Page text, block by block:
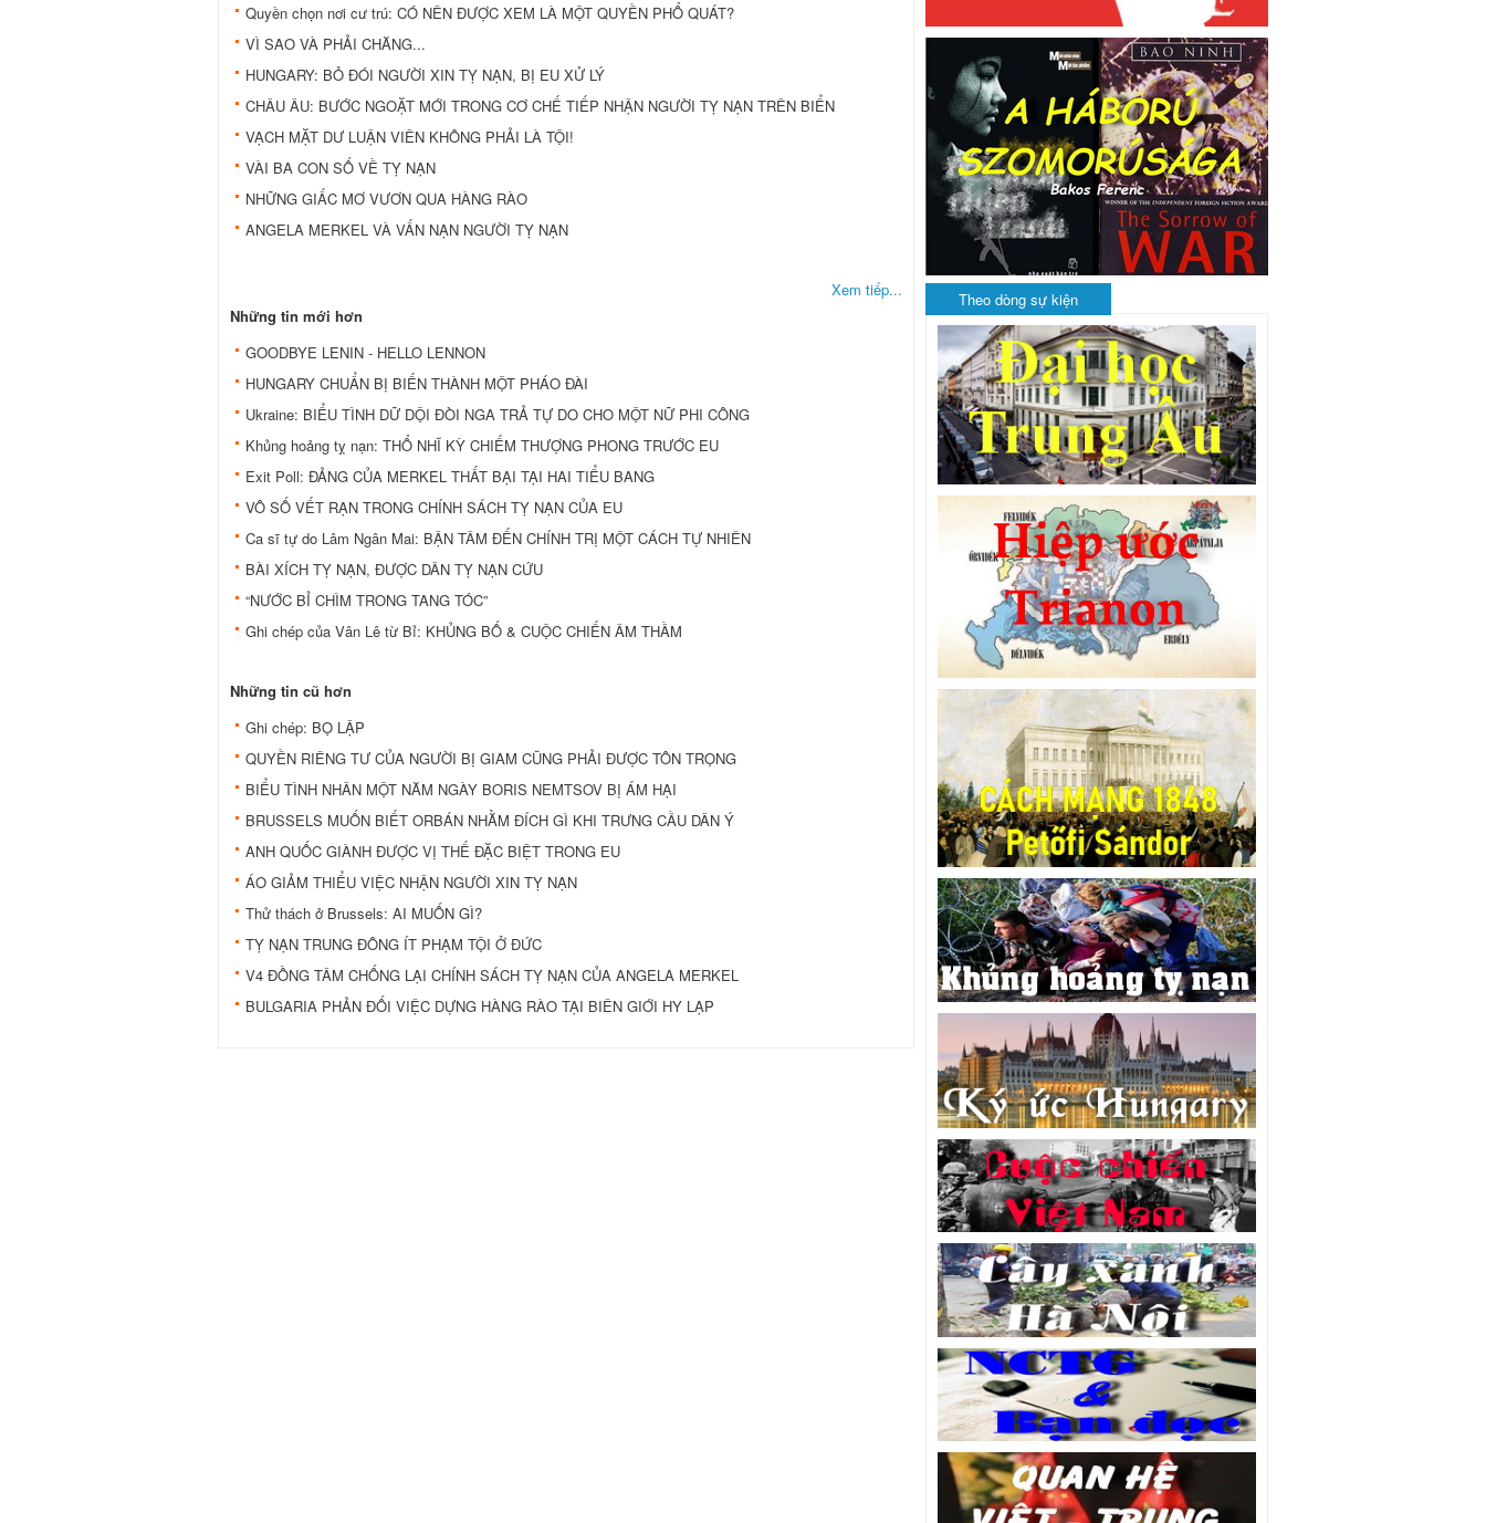
Quyền chọn nơi cư trú: CÓ NÊN ĐƯỢC XEM LÀ MỘT QUYỀN PHỔ QUÁT?
VÌ SAO VÀ PHẢI CHĂNG...
HUNGARY: BỎ ĐÓI NGƯỜI XIN TỴ NẠN, BỊ EU XỬ LÝ
CHÂU ÂU: BƯỚC NGOẶT MỚI TRONG CƠ CHẾ TIẾP NHẬN NGƯỜI TỴ NẠN TRÊN BIỂN
VẠCH MẶT DƯ LUẬN VIÊN KHÔNG PHẢI LÀ TỘI!
VÀI BA CON SỐ VỀ TỴ NẠN
NHỮNG GIẤC MƠ VƯƠN QUA HÀNG RÀO
ANGELA MERKEL VÀ VẤN NẠN NGƯỜI TỴ NẠN
Xem tiếp...
Những tin mới hơn
GOODBYE LENIN - HELLO LENNON
HUNGARY CHUẨN BỊ BIẾN THÀNH MỘT PHÁO ĐÀI
Ukraine: BIỂU TÌNH DỮ DỘI ĐÒI NGA TRẢ TỰ DO CHO MỘT NỮ PHI CÔNG
Khủng hoảng tỵ nạn: THỔ NHĨ KỲ CHIẾM THƯỢNG PHONG TRƯỚC EU
Exit Poll: ĐẢNG CỦA MERKEL THẤT BẠI TẠI HAI TIỂU BANG
VÔ SỐ VẾT RẠN TRONG CHÍNH SÁCH TỴ NẠN CỦA EU
Ca sĩ tự do Lâm Ngân Mai: BẬN TÂM ĐẾN CHÍNH TRỊ MỘT CÁCH TỰ NHIÊN
BÀI XÍCH TỴ NẠN, ĐƯỢC DÂN TỴ NẠN CỨU
“NƯỚC BỈ CHÌM TRONG TANG TÓC”
Ghi chép của Vân Lê từ Bỉ: KHỦNG BỐ & CUỘC CHIẾN ÂM THẦM
Những tin cũ hơn
Ghi chép: BỌ LẬP
QUYỀN RIÊNG TƯ CỦA NGƯỜI BỊ GIAM CŨNG PHẢI ĐƯỢC TÔN TRỌNG
BIỂU TÌNH NHÂN MỘT NĂM NGÀY BORIS NEMTSOV BỊ ÁM HẠI
BRUSSELS MUỐN BIẾT ORBÁN NHẰM ĐÍCH GÌ KHI TRƯNG CẦU DÂN Ý
ANH QUỐC GIÀNH ĐƯỢC VỊ THẾ ĐẶC BIỆT TRONG EU
ÁO GIẢM THIỂU VIỆC NHẬN NGƯỜI XIN TỴ NẠN
Thử thách ở Brussels: AI MUỐN GÌ?
TỴ NẠN TRUNG ĐÔNG ÍT PHẠM TỘI Ở ĐỨC
V4 ĐỒNG TÂM CHỐNG LẠI CHÍNH SÁCH TỴ NẠN CỦA ANGELA MERKEL
BULGARIA PHẢN ĐỐI VIỆC DỰNG HÀNG RÀO TẠI BIÊN GIỚI HY LẠP
Theo dòng sự kiện